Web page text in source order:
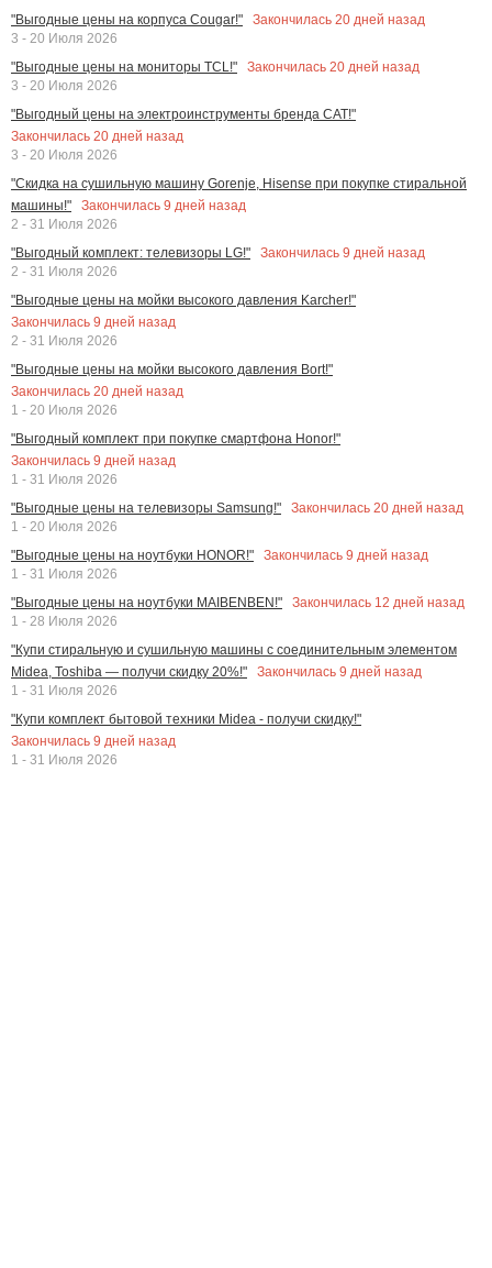
"Выгодные цены на корпуса Cougar!"
Закончилась 20 дней назад
3 - 20 Июля 2026
"Выгодные цены на мониторы TCL!"
Закончилась 20 дней назад
3 - 20 Июля 2026
"Выгодный цены на электроинструменты бренда CAT!"
Закончилась 20 дней назад
3 - 20 Июля 2026
"Скидка на сушильную машину Gorenje, Hisense при покупке стиральной
машины!"
Закончилась 9 дней назад
2 - 31 Июля 2026
"Выгодный комплект: телевизоры LG!"
Закончилась 9 дней назад
2 - 31 Июля 2026
"Выгодные цены на мойки высокого давления Karcher!"
Закончилась 9 дней назад
2 - 31 Июля 2026
"Выгодные цены на мойки высокого давления Bort!"
Закончилась 20 дней назад
1 - 20 Июля 2026
"Выгодный комплект при покупке смартфона Honor!"
Закончилась 9 дней назад
1 - 31 Июля 2026
"Выгодные цены на телевизоры Samsung!"
Закончилась 20 дней назад
1 - 20 Июля 2026
"Выгодные цены на ноутбуки HONOR!"
Закончилась 9 дней назад
1 - 31 Июля 2026
"Выгодные цены на ноутбуки MAIBENBEN!"
Закончилась 12 дней назад
1 - 28 Июля 2026
"Купи стиральную и сушильную машины с соединительным элементом
Midea, Toshiba — получи скидку 20%!"
Закончилась 9 дней назад
1 - 31 Июля 2026
"Купи комплект бытовой техники Midea - получи скидку!"
Закончилась 9 дней назад
1 - 31 Июля 2026